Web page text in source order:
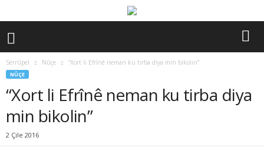
Serrûpel Nûçe “Xort li Efrînê neman ku tirba diya min bikolin”
NÛÇE
“Xort li Efrînê neman ku tirba diya
min bikolin”
2 Çile 2016